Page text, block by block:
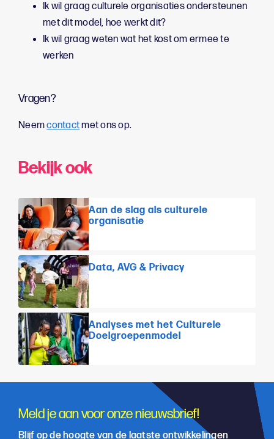
Ik wil graag culturele organisaties ondersteunen
met dit model, hoe werkt dit?
Ik wil graag weten wat het kost om ermee te
werken
Vragen?
Neemcontactmet ons op.
Bekijk ook
Aan de slag als culturele
organisatie
Data, AVG & Privacy
Analyses met het Culturele
Doelgroepenmodel
Meld je aan voor onze nieuwsbrief!
Blijf op de hoogte van de laatste ontwikkelingen